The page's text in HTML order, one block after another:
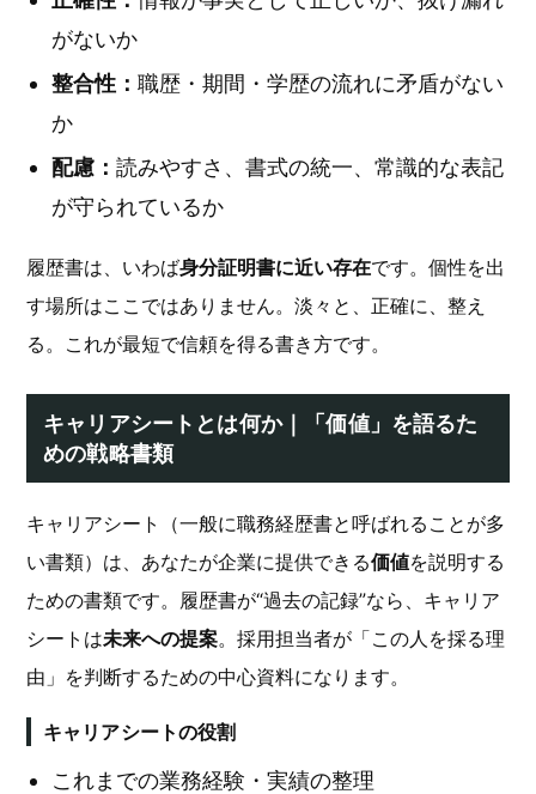
がないか
整合性： 職歴・期間・学歴の流れに矛盾がない
か
配慮： 読みやすさ、書式の統一、常識的な表記
が守られているか
履歴書は、いわば身分証明書に近い存在です。個性を出
す場所はここではありません。淡々と、正確に、整え
る。これが最短で信頼を得る書き方です。
キャリアシートとは何か｜「価値」を語るた
めの戦略書類
キャリアシート（一般に職務経歴書と呼ばれることが多
い書類）は、あなたが企業に提供できる価値を説明する
ための書類です。履歴書が“過去の記録”なら、キャリア
シートは未来への提案。採用担当者が「この人を採る理
由」を判断するための中心資料になります。
キャリアシートの役割
これまでの業務経験・実績の整理